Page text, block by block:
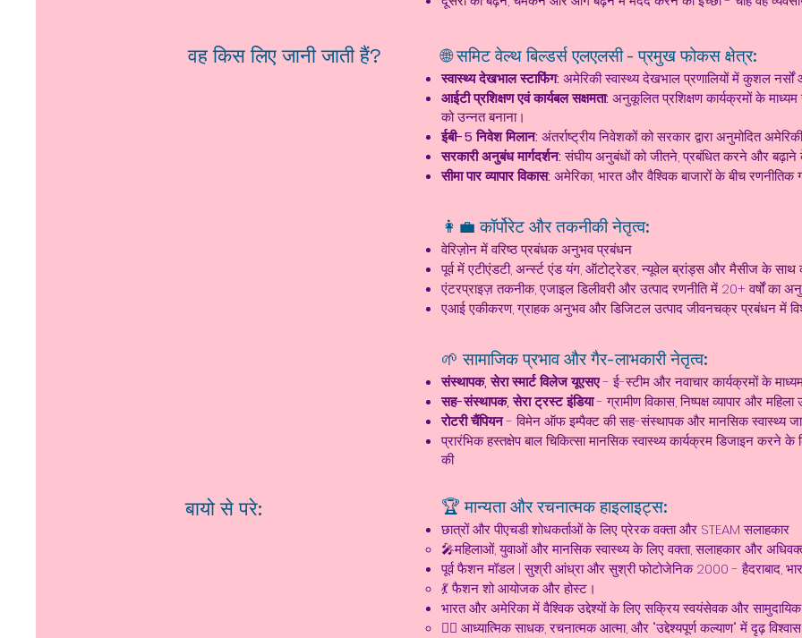
वह किस लिए जानी जाती हैं? 🌐 समिट वेल्थ बिल्डर्स एलएलसी - प्रमुख फोकस क्षेत्र:
स्वास्थ्य देखभाल स्टाफिंग: अमेरिकी स्वास्थ्य देखभाल प्रणालियों में कुशल
आईटी प्रशिक्षण एवं कार्यबल सक्षमता: अनुकूलित प्रशिक्षण कार्यक्रमों के
को उन्नत बनाना।
ईबी-5 निवेश मिलान: अंतर्राष्ट्रीय निवेशकों को सरकार द्वारा अनुमोदित
सरकारी अनुबंध मार्गदर्शन:संघीय अनुबंधों को जीतने, प्रबंधित करने और बढ़ाने
सीमा पार व्यापार विकास: अमेरिका, भारत और वैश्विक बाजारों के बीच
👩‍💼 कॉर्पोरेट और तकनीकी नेतृत्व:
वेरिज़ोन में वरिष्ठ प्रबंधक अनुभव प्रबंधन
पूर्व में एटीएंडटी, अर्न्स्ट एंड यंग, ऑटोट्रेडर, न्यूवेल ब्रांड्स और मैसीज के साथ
एंटरप्राइज़ तकनीक, एजाइल डिलीवरी और उत्पाद रणनीति में 20+ वर्षों का
एआई एकीकरण, ग्राहक अनुभव और डिजिटल उत्पाद जीवनचक्र प्रबंधन में
🌱 सामाजिक प्रभाव और गैर-लाभकारी नेतृत्व:
संस्थापक, सेरा स्मार्ट विलेज यूएसए- ई-स्टीम और नवाचार कार्यक्रमों के
सह-संस्थापक, सेरा ट्रस्ट इंडिया- ग्रामीण विकास, निष्पक्ष व्यापार और महिला
रोटरी चैंपियन- विमेन ऑफ इम्पैक्ट की सह-संस्थापक और मानसिक स्वास्थ्य
प्रारंभिक हस्तक्षेप बाल चिकित्सा मानसिक स्वास्थ्य कार्यक्रम डिजाइन करने
की
बायो से परे: 🏆 मान्यता और रचनात्मक हाइलाइट्स:
छात्रों और पीएचडी शोधकर्ताओं के लिए प्रेरक वक्ता और STEAM सलाहकार
🎤महिलाओं, युवाओं और मानसिक स्वास्थ्य के लिए वक्ता, सलाहकार और
पूर्व फैशन मॉडल | सुश्री आंध्रा और सुश्री फोटोजेनिक 2000 - हैदराबाद,
💃 फैशन शो आयोजक और होस्ट।
भारत और अमेरिका में वैश्विक उद्देश्यों के लिए सक्रिय स्वयंसेवक और
🧘‍♀️ आध्यात्मिक साधक, रचनात्मक आत्मा, और "उद्देश्यपूर्ण कल्याण" में दृढ़